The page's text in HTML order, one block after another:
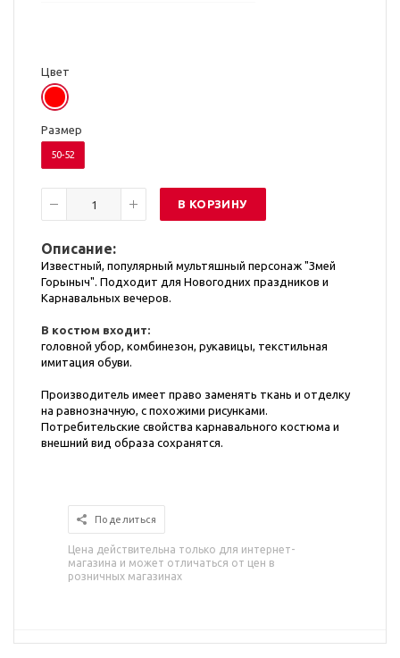
Цвет
Размер
50-52
В КОРЗИНУ
Описание:
Известный, популярный мультяшный персонаж "Змей
Горыныч". Подходит для Новогодних праздников и
Карнавальных вечеров.
В костюм входит:
головной убор, комбинезон, рукавицы, текстильная
имитация обуви.
Производитель имеет право заменять ткань и отделку
на равнозначную, с похожими рисунками.
Потребительские свойства карнавального костюма и
внешний вид образа сохранятся.
Поделиться
Цена действительна только для интернет-
магазина и может отличаться от цен в
розничных магазинах